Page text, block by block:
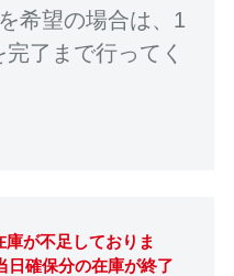
希望の場合は、1
了まで行ってく
庫が不足しておりま
日確保分の在庫が終了